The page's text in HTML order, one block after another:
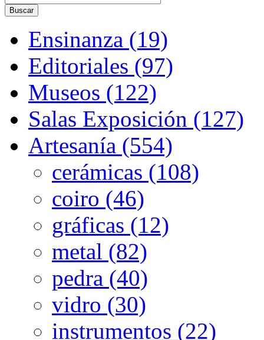
Ensinanza (19)
Editoriales (97)
Museos (122)
Salas Exposición (127)
Artesanía (554)
cerámicas (108)
coiro (46)
gráficas (12)
metal (82)
pedra (40)
vidro (30)
instrumentos (22)